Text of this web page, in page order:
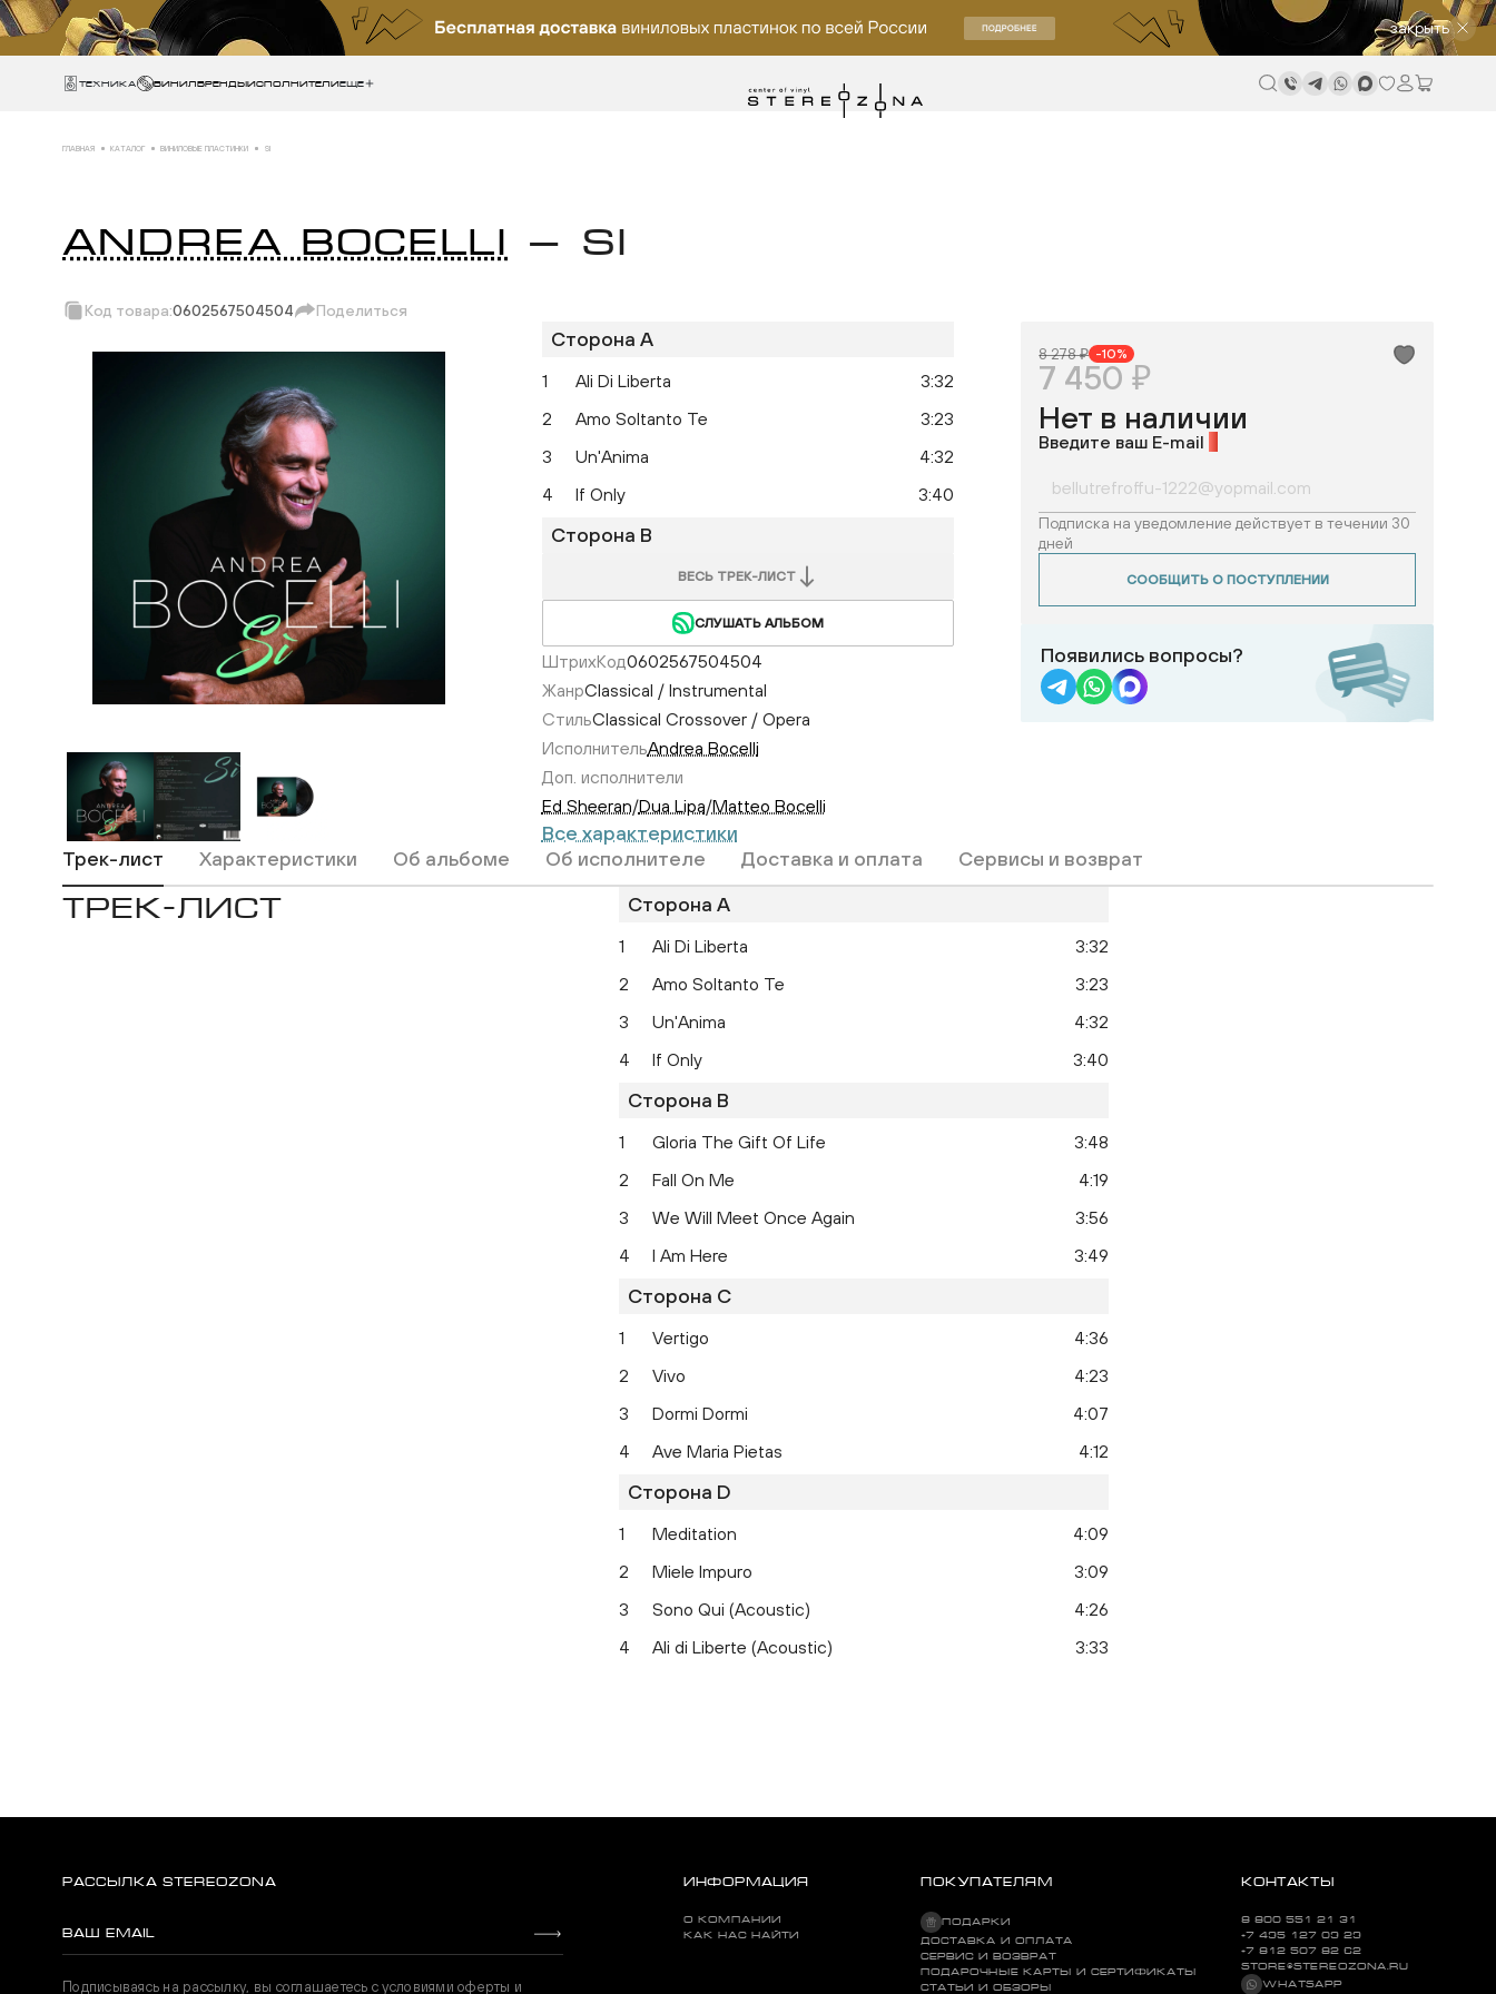
закрыть
Техника ВИНИЛБРЕНДЫИСПОЛНИТЕЛИЕще
ГЛАВНАЯ КАТАЛОГ ВИНИЛОВЫЕ ПЛАСТИНКИ SI
ANDREA BOCELLI — SI
Код товара:0602567504504 Поделиться
Скопировать ссылку
Сторона A
1 Ali Di Liberta
3:32
2
Amo Soltanto Te
3:23
3
Un'Anima
4:32
4
If Only 3:40
Сторона B
ВЕСЬ ТРЕК-ЛИСТ
СЛУШАТЬ АЛЬБОМ
ШтрихКод0602567504504
ЖанрClassical / Instrumental
СтильClassical Crossover / Opera
ИсполнительAndrea Bocelli
Доп. исполнители
Ed Sheeran/Dua Lipa/Matteo Bocelli
Все характеристики
8 278 ₽ -10%
7 450 ₽
Нет в наличии
Введите ваш E-mail
Подписка на уведомление действует в течении 30
дней
СООБЩИТЬ О ПОСТУПЛЕНИИ
Появились вопросы?
Трек-лист Характеристики Об альбоме Об исполнителе Доставка и оплата Сервисы и возврат
ТРЕК-ЛИСТ Сторона A
1 Ali Di Liberta
3:32
2
Amo Soltanto Te
3:23
3
Un'Anima
4:32
4
If Only 3:40
Сторона B
1 Gloria The Gift Of Life
3:48
2
Fall On Me
4:19
3
We Will Meet Once Again
3:56
4
I Am Here 3:49
Сторона C
1 Vertigo
4:36
2
Vivo
4:23
3
Dormi Dormi
4:07
4
Ave Maria Pietas 4:12
Сторона D
1 Meditation
4:09
2
Miele Impuro
3:09
3
Sono Qui (Acoustic)
4:26
4
Ali di Liberte (Acoustic) 3:33
РАССЫЛКА STEREOZONA
Подписываясь на рассылку, вы соглашаетесь с условиями оферты и
ИНФОРМАЦИЯ
О КОМПАНИИ
КАК НАС НАЙТИ
ПОКУПАТЕЛЯМ
ПОДАРКИ
ДОСТАВКА И ОПЛАТА
СЕРВИС И ВОЗВРАТ
ПОДАРОЧНЫЕ КАРТЫ И СЕРТИФИКАТЫ
СТАТЬИ И ОБЗОРЫ
КОНТАКТЫ
8 800 551 21 31
+7 495 127 09 29
+7 812 507 82 62
STORE@STEREOZONA.RU
WHATSAPP